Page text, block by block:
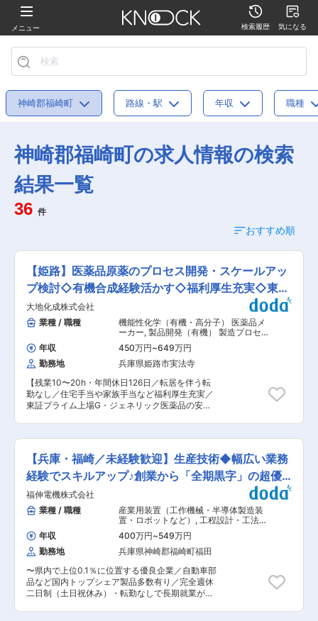
メニュー 検索履歴 気になる
神崎郡福崎町 路線・駅 年収 職種
神崎郡福崎町の求人情報の検索
結果一覧
36 件
おすすめ順
【姫路】医薬品原薬のプロセス開発・スケールアッ
プ検討◇有機合成経験活かす◇福利厚生充実◇東和
薬品G
大地化成株式会社
業種 / 職種
機能性化学（有機・高分子） 医薬品メ
ーカー, 製品開発（有機） 製造プロセ
ス開発・工法開発（合成・重合）
年収 450万円~649万円
勤務地
兵庫県姫路市実法寺
【残業10〜20h・年間休日126日／転居を伴う転
勤なし／住宅手当や家族手当など福利厚生充実／
東証プライム上場G・ジェネリック医薬品の安定
を担当していただきます。 ・原薬のプロセス開
発、プロセス改良およびスケールアップ検討 ・品
質向上やコスト改善を目的とした製法改良 ・専門
知識・技能を活かし、効率的かつ高品質のモノづ
くりに貢献 ■具体的な業務内容 ・ラボ〜パイロ
ットスケールでの反応条件最適化、工程設計 ・ス
ケールアップに伴う安全性評価および工程リスク
の抽出と対策立案 ・製造現場との連携による量産
移管・工程改善の推進 ・原料変更に伴う品質への
影響確認 など ■組織構成： 配属先人数：5名
（年齢や性別に関わらず働きやすい職場です） フ
ラットな組織で自分の意見が出しやすく、離職率
は低めです。 ■働き方／福利厚生： ・年間休日
126日（完全週休二日）、月平均残業10〜20時間
で働きやすい環境です。 ・住宅手当：単身赴任者
および一人暮らしの独身者（規定あり） ・家族手
【兵庫・福崎／未経験歓迎】生産技術◆幅広い業務
経験でスキルアップ♪創業から「全期黒字」の超優
良企業◆
福伸電機株式会社
業種 / 職種
産業用装置（工作機械・半導体製造装
置・ロボットなど） , 工程設計・工法開
発・工程改善・IE（機械・金属加工）
設備保全
年収 400万円~549万円
勤務地
兵庫県神崎郡福崎町福田
〜県内で上位0.1％に位置する優良企業／自動車部
品など国内トップシェア製品多数有り／完全週休
二日制（土日祝休み）・転勤なしで長期就業が叶